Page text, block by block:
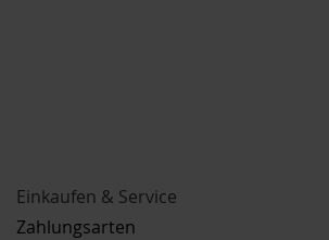
Einkaufen & Service
Zahlungsarten